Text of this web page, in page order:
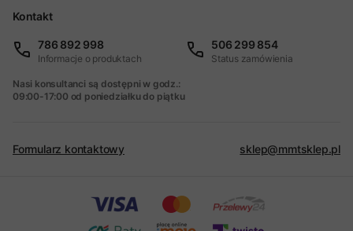
Kontakt
786 892 998
Informacje o produktach
506 299 854
Status zamówienia
Nasi konsultanci są dostępni w godz.:
09:00-17:00 od poniedziałku do piątku
Formularz kontaktowy sklep@mmtsklep.pl